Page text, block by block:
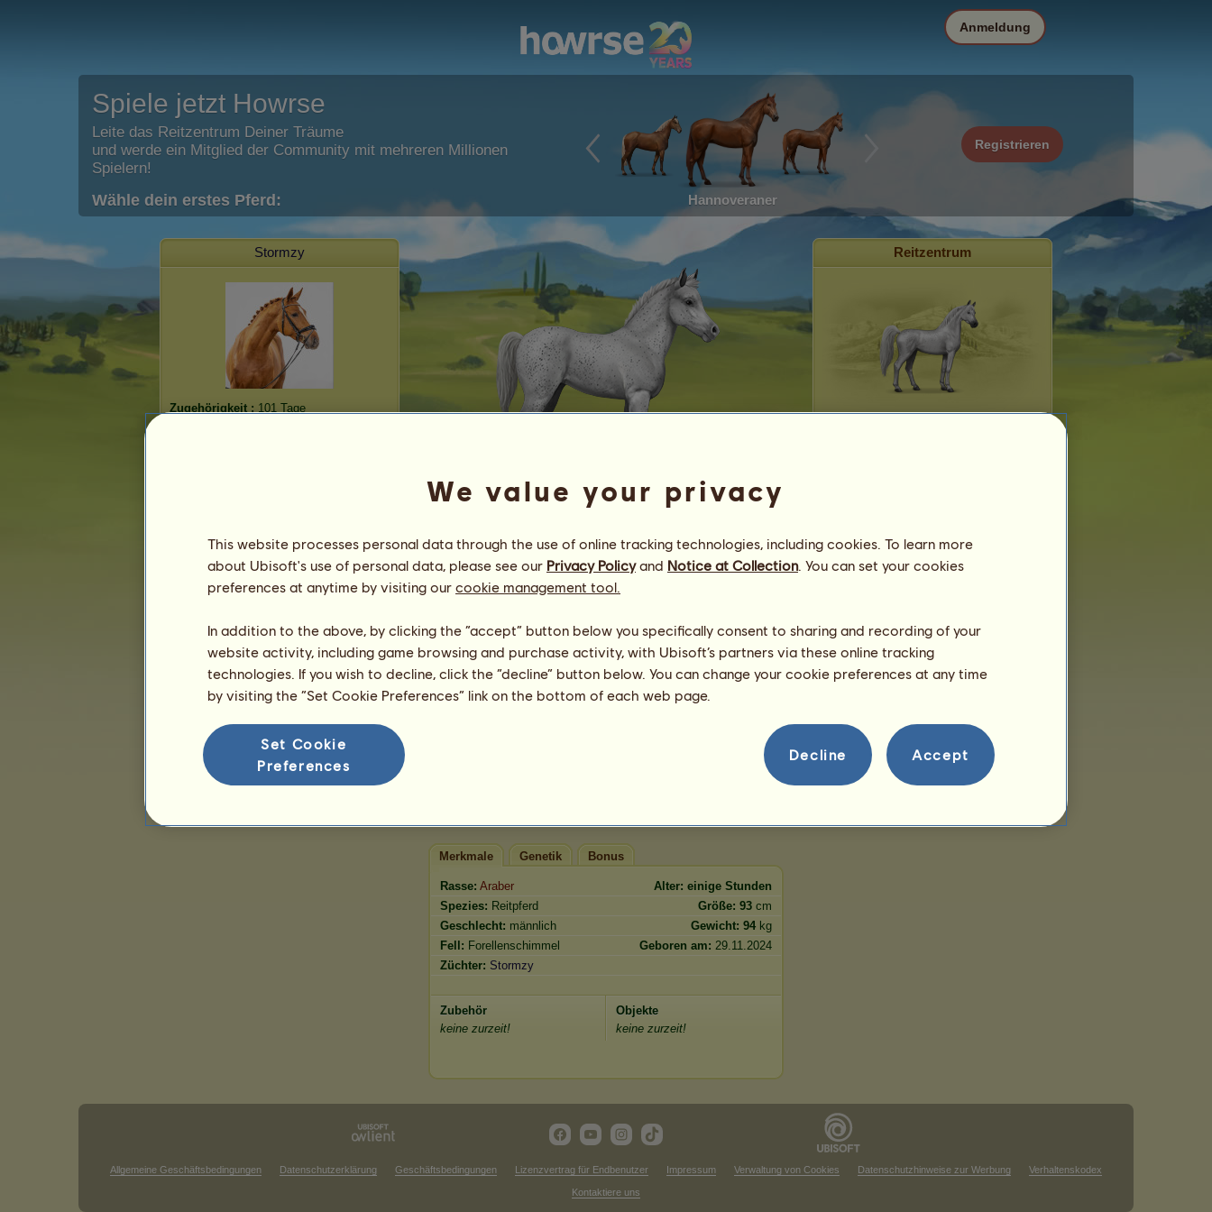
Spiele jetzt Howrse
Leite das Reitzentrum Deiner Träume
und werde ein Mitglied der Community mit mehreren Millionen
Spielern!
Wähle dein erstes Pferd: Hannoveraner
Registrieren
Anmeldung
Stormzy
Zugehörigkeit : 101 Tage
Die Gesamtrangliste
Die Platzierung für die Rasse
Araber
08:00
Gesundheit
100%
Moral
Fähigkeiten Insgesamt:
0.00
0.00
Merkmale Genetik Bonus
Rasse: Araber Alter: einige Stunden
Spezies: Reitpferd Größe: 93 cm
Geschlecht: männlich Gewicht: 94 kg
Fell: Forellenschimmel Geboren am: 29.11.2024
Züchter: Stormzy
Zubehör
keine zurzeit!
Objekte
keine zurzeit!
Reitzentrum
Araber kann ab einem Alter
Er ist im Augenblick erst ein
Fortpflanzung
Allgemeine Geschäftsbedingungen Datenschutzerklärung Geschäftsbedingungen Lizenzvertrag für Endbenutzer Impressum Verwaltung von Cookies Datenschutzhinweise zur Werbung Verhaltenskodex
Kontaktiere uns
We value your privacy
This website processes personal data through the use of online tracking technologies, including cookies. To learn more
about Ubisoft's use of personal data, please see our Privacy Policyand Notice at Collection. You can set your cookies
preferences at anytime by visiting our cookie management tool.
In addition to the above, by clicking the “accept” button below you specifically consent to sharing and recording of your
website activity, including game browsing and purchase activity, with Ubisoft’s partners via these online tracking
technologies. If you wish to decline, click the “decline” button below. You can change your cookie preferences at any time
by visiting the “Set Cookie Preferences” link on the bottom of each web page.
Set Cookie
Preferences
Decline Accept